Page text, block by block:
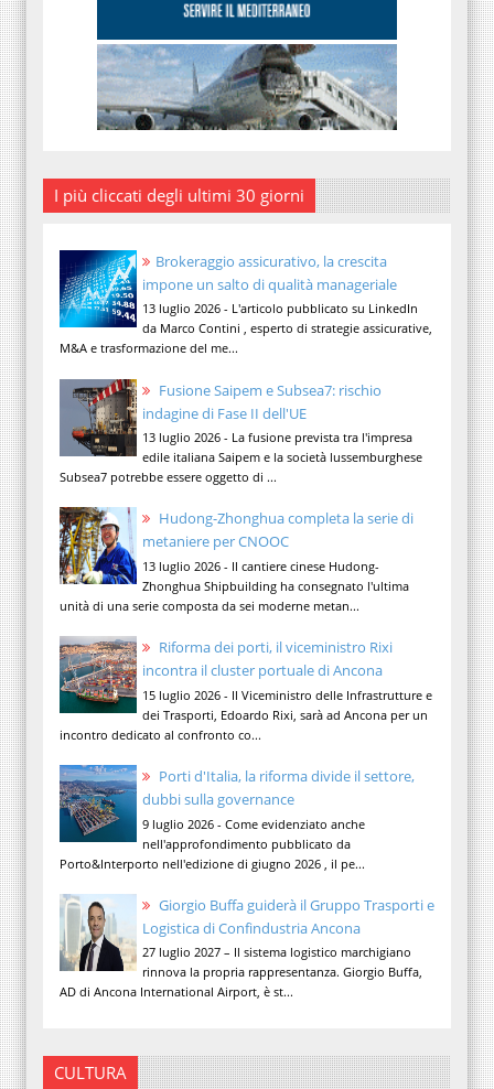
I più cliccati degli ultimi 30 giorni
Brokeraggio assicurativo, la crescita
impone un salto di qualità manageriale
13 luglio 2026 - L'articolo pubblicato su LinkedIn
da Marco Contini , esperto di strategie assicurative,
M&A e trasformazione del me...
Fusione Saipem e Subsea7: rischio
indagine di Fase II dell'UE
13 luglio 2026 - La fusione prevista tra l'impresa
edile italiana Saipem e la società lussemburghese
Subsea7 potrebbe essere oggetto di ...
Hudong-Zhonghua completa la serie di
metaniere per CNOOC
13 luglio 2026 - Il cantiere cinese Hudong-
Zhonghua Shipbuilding ha consegnato l'ultima
unità di una serie composta da sei moderne metan...
Riforma dei porti, il viceministro Rixi
incontra il cluster portuale di Ancona
15 luglio 2026 - Il Viceministro delle Infrastrutture e
dei Trasporti, Edoardo Rixi, sarà ad Ancona per un
incontro dedicato al confronto co...
Porti d'Italia, la riforma divide il settore,
dubbi sulla governance
9 luglio 2026 - Come evidenziato anche
nell'approfondimento pubblicato da
Porto&Interporto nell'edizione di giugno 2026 , il pe...
Giorgio Buffa guiderà il Gruppo Trasporti e
Logistica di Confindustria Ancona
27 luglio 2027 – Il sistema logistico marchigiano
rinnova la propria rappresentanza. Giorgio Buffa,
AD di Ancona International Airport, è st...
CULTURA